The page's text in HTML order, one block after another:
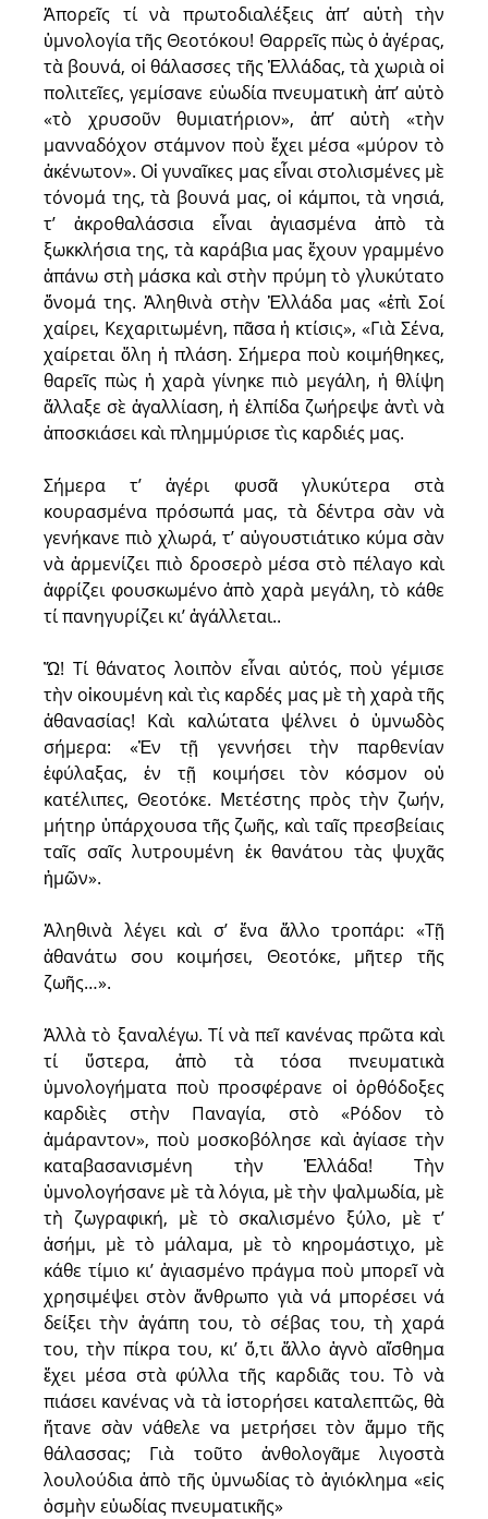
Ἀπορεῖς τί νὰ πρωτοδιαλέξεις ἀπ’ αὐτὴ τὴν
ὑμνολογία τῆς Θεοτόκου! Θαρρεῖς πὼς ὁ ἀγέρας,
τὰ βουνά, oἱ θάλασσες τῆς Ἑλλάδας, τὰ χωριὰ oἱ
πολιτεῖες, γεμίσαvε εὐωδία πνευματικὴ ἀπ’ αὐτὸ
«τὸ χρυσοῦν θυμιατήριον», ἀπ’ αὐτὴ «τὴν
μανναδόχον στάμνον ποὺ ἔχει μέσα «μύρον τὸ
ἀκένωτον». Οἱ γυναῖκες μας εἶναι στολισμένες μὲ
τόνομά της, τὰ βουνά μας, οἱ κάμποι, τὰ νησιά,
τ’ ἀκροθαλάσσια εἶναι ἁγιασμένα ἀπὸ τὰ
ξωκκλήσια της, τὰ καράβια μας ἔχουν γραμμένο
ἀπάνω στὴ μάσκα καὶ στὴν πρύμη τὸ γλυκύτατο
ὄνομά της. Ἀληθινὰ στὴν Ἑλλάδα μας «ἐπὶ Σοί
χαίρει, Κεχαριτωμένη, πᾶσα ἡ κτίσις», «Γιὰ Σένα,
χαίρεται ὅλη ἡ πλάση. Σήμερα ποὺ κοιμήθηκες,
θαρεῖς πὼς ἡ χαρὰ γίνηκε πιὸ μεγάλη, ἡ θλίψη
ἄλλαξε σὲ ἀγαλλίαση, ἡ ἐλπίδα ζωήρεψε ἀντὶ νὰ
ἀποσκιάσει καὶ πλημμύρισε τὶς καρδιές μας.
Σήμερα τ’ ἀγέρι φυσᾶ γλυκύτερα στὰ
κουρασμένα πρόσωπά μας, τὰ δέντρα σὰν νὰ
γενήκανε πιὸ χλωρά, τ’ αὐγουστιάτικο κύμα σὰν
νὰ ἀρμενίζει πιὸ δροσερὸ μέσα στὸ πέλαγο καὶ
ἀφρίζει φουσκωμένο ἀπὸ χαρὰ μεγάλη, τὸ κάθε
τί πανηγυρίζει κι’ ἀγάλλεται..
Ὤ! Τί θάνατος λοιπὸν εἶναι αὐτός, ποὺ γέμισε
τὴν οἰκουμένη καὶ τὶς καρδές μας μὲ τὴ χαρὰ τῆς
ἀθανασίας! Καὶ καλώτατα ψέλνει ὁ ὑμνωδὸς
σήμερα: «Ἐν τῇ γεννήσει τὴν παρθενίαν
ἐφύλαξας, ἐν τῇ κοιμήσει τὸν κόσμον οὐ
κατέλιπες, Θεοτόκε. Μετέστης πρὸς τὴν ζωήν,
μήτηρ ὑπάρχουσα τῆς ζωῆς, καὶ ταῖς πρεσβείαις
ταῖς σαῖς λυτρουμένη ἐκ θανάτου τὰς ψυχᾶς
ἡμῶν».
Ἀληθινὰ λέγει καὶ σ’ ἕνα ἄλλο τροπάρι: «Τῇ
ἀθανάτω σου κοιμήσει, Θεοτόκε, μῆτερ τῆς
ζωῆς…».
Ἀλλὰ τὸ ξαναλέγω. Τί νὰ πεῖ κανένας πρῶτα καὶ
τί ὕστερα, ἀπὸ τὰ τόσα πνευματικὰ
ὑμνολογήματα ποὺ προσφέρανε οἱ ὀρθόδοξες
καρδιὲς στὴν Παναγία, στὸ «Ρόδον τὸ
ἀμάραντον», ποὺ μοσκοβόλησε καὶ ἁγίασε τὴν
καταβασανισμένη τὴν Ἑλλάδα! Τὴν
ὑμνολογήσανε μὲ τὰ λόγια, μὲ τὴν ψαλμωδία, μὲ
τὴ ζωγραφική, μὲ τὸ σκαλισμένο ξύλο, μὲ τ’
ἀσήμι, μὲ τὸ μάλαμα, μὲ τὸ κηρομάστιχο, μὲ
κάθε τίμιο κι’ ἁγιασμέvο πράγμα ποὺ μπορεῖ νὰ
χρησιμέψει στὸν ἄνθρωπο γιὰ νά μπορέσει νά
δείξει τὴν ἀγάπη του, τὸ σέβας του, τὴ χαρά
του, τὴν πίκρα του, κι’ ὅ,τι ἄλλο ἁγνὸ αἴσθημα
ἔχει μέσα στὰ φύλλα τῆς καρδιᾶς του. Τὸ νὰ
πιάσει κανένας νὰ τὰ ἱστορήσει καταλεπτῶς, θὰ
ἤτανε σὰν νάθελε vα μετρήσει τὸν ἄμμο τῆς
θάλασσας; Γιὰ τοῦτο ἀνθολογᾶμε λιγοστὰ
λουλούδια ἀπὸ τῆς ὑμνωδίας τὸ ἁγιόκλημα «εἰς
ὀσμὴν εὐωδίας πνευματικῆς»